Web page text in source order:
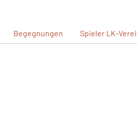
Begegnungen Spieler LK-